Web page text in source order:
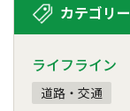
カテゴリー
ライフライン
道路・交通